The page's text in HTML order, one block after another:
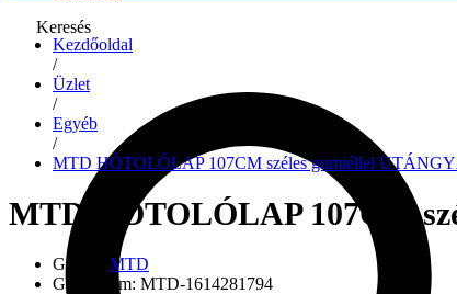
Keresés
Kezdőoldal
/
Üzlet
/
Egyéb
/
MTD HÓTOLÓLAP 107CM széles gumiéllel
MTD HÓTOLÓLAP 107CM
Gyártó: MTD
Gyári szám: MTD-1614281794